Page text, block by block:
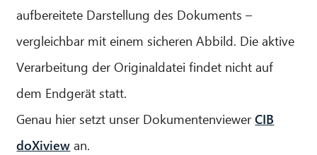
aufbereitete Darstellung des Dokuments –
vergleichbar mit einem sicheren Abbild. Die aktive
Verarbeitung der Originaldatei findet nicht auf
dem Endgerät statt.
Genau hier setzt unser DokumentenviewerCIB
doXiview an.